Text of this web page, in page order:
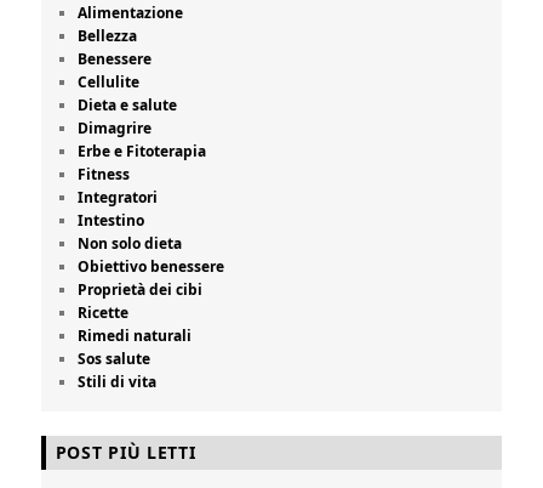
Alimentazione
Bellezza
Benessere
Cellulite
Dieta e salute
Dimagrire
Erbe e Fitoterapia
Fitness
Integratori
Intestino
Non solo dieta
Obiettivo benessere
Proprietà dei cibi
Ricette
Rimedi naturali
Sos salute
Stili di vita
POST PIÙ LETTI